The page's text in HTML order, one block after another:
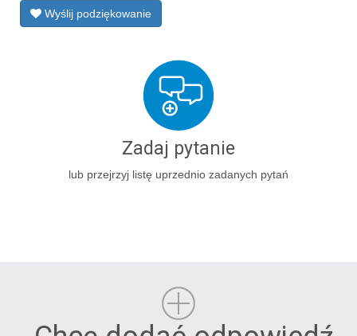
Wyślij podziękowanie
Zadaj pytanie
lub przejrzyj listę uprzednio zadanych pytań